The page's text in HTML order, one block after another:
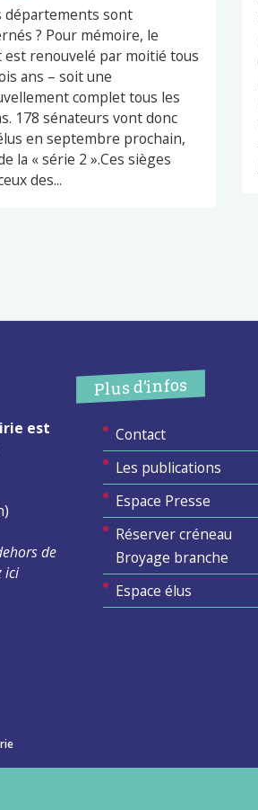
départements sont
? Pour mémoire, le
est renouvelé par moitié tous
ans – soit une
complet tous les
178 sénateurs vont donc
en septembre prochain,
la « série 2 ».Ces sièges
des...
est
de
ici
Plus d’infos
Contact
Les publications
Espace Presse
Réserver créneau
Broyage branche
Espace élus